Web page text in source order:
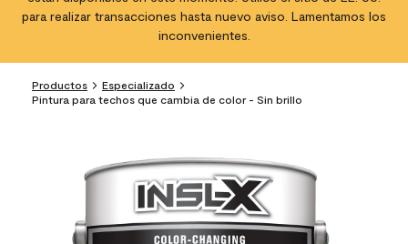
para realizar transacciones hasta nuevo aviso. Lamentamos los
inconvenientes.
Productos
Especializado
Pintura para techos que cambia de color - Sin brillo